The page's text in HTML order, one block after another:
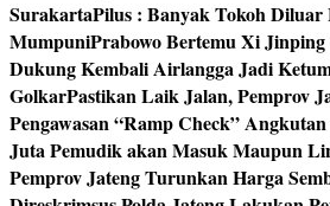
SurakartaPilus : Banyak Tokoh
MumpuniPrabowo Bertemu Xi
Dukung Kembali Airlangga Jadi
GolkarPastikan Laik Jalan, Pemprov
Pengawasan “Ramp Check”
Juta Pemudik akan Masuk Maupun
Pemprov Jateng Turunkan Harga